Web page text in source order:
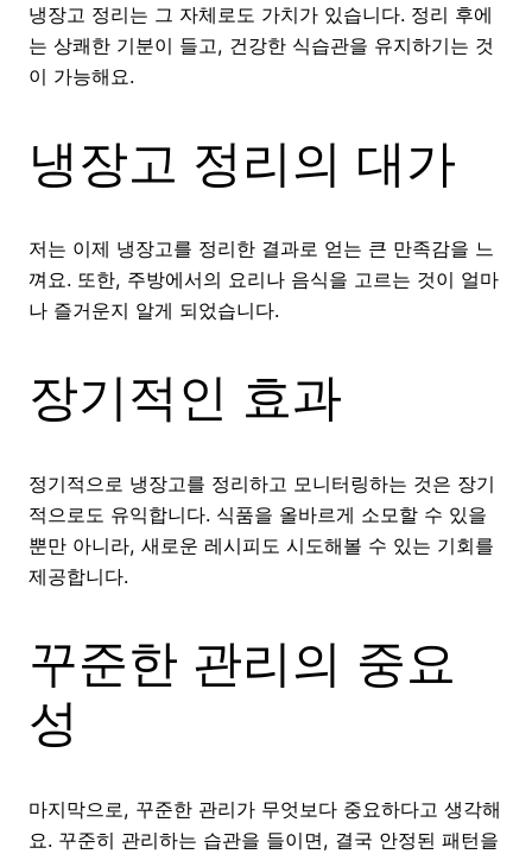
냉장고 정리는 그 자체로도 가치가 있습니다. 정리 후에
는 상쾌한 기분이 들고, 건강한 식습관을 유지하기는 것
이 가능해요.
냉장고 정리의 대가
저는 이제 냉장고를 정리한 결과로 얻는 큰 만족감을 느
껴요. 또한, 주방에서의 요리나 음식을 고르는 것이 얼마
나 즐거운지 알게 되었습니다.
장기적인 효과
정기적으로 냉장고를 정리하고 모니터링하는 것은 장기
적으로도 유익합니다. 식품을 올바르게 소모할 수 있을
뿐만 아니라, 새로운 레시피도 시도해볼 수 있는 기회를
제공합니다.
꾸준한 관리의 중요
성
마지막으로, 꾸준한 관리가 무엇보다 중요하다고 생각해
요. 꾸준히 관리하는 습관을 들이면, 결국 안정된 패턴을